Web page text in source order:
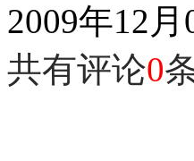
2009年12
共有评论0